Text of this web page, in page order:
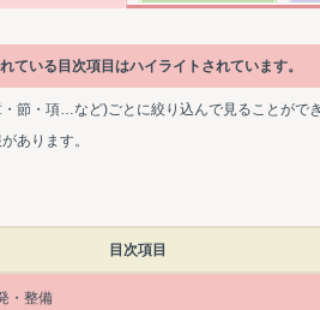
ている目次項目はハイライトされています。
節・項…など)ごとに絞り込んで見ることがで
あります。
目次項目
・整備